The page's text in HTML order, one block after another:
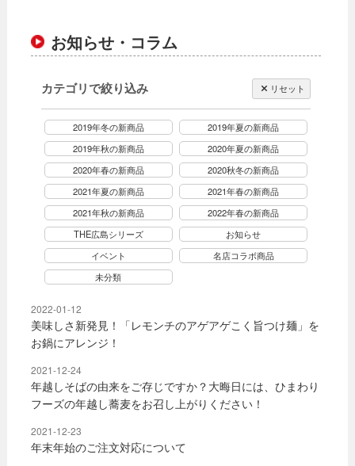
お知らせ・コラム
カテゴリで絞り込み リセット
2019年冬の新商品
2019年夏の新商品
2019年秋の新商品
2020年夏の新商品
2020年春の新商品
2020秋冬の新商品
2021年夏の新商品
2021年春の新商品
2021年秋の新商品
2022年春の新商品
THE広島シリーズ
お知らせ
イベント
名店コラボ商品
未分類
2022-01-12
美味しさ新発見！「レモンチのアゲアゲこく旨つけ麺」を
お鍋にアレンジ！
2021-12-24
年越しそばの由来をご存じですか？大晦日には、ひまわり
フーズの年越し蕎麦をお召し上がりください！
2021-12-23
年末年始のご注文対応について